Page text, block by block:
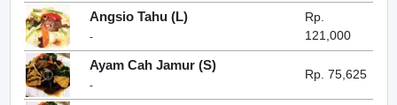
Angsio Tahu (L)
-
Rp.
121,000
Ayam Cah Jamur (S)
-
Rp. 75,625